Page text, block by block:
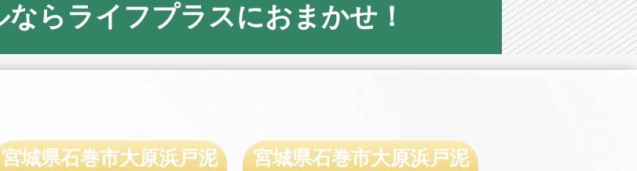
らライフプラスにおまかせ！
宮城県石巻市大原浜戸泥
宮城県石巻市大原浜戸泥